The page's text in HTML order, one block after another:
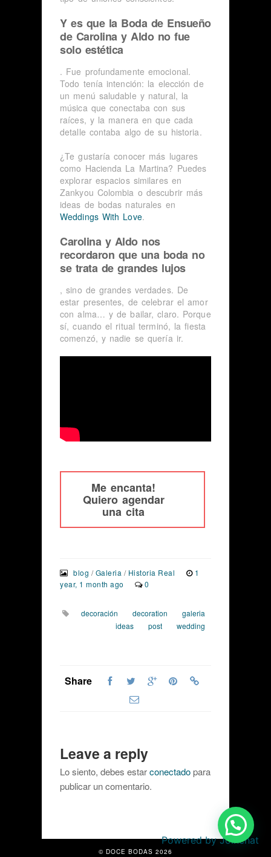
Y es que la Boda de Ensueño
de Carolina y Aldo no fue
solo estética
. Fue profundamente emocional.
Todo tenía intención: la elección de
un menú saludable y natural, la
música que conectaba con sus
raíces, y la manera en que cada
detalle contaba algo de su historia.
¿Te gustaría conocer más lugares
como Hacienda La Martina? Puedes
explorar espacios similares en
Zankyou Colombia o descubrir más
ideas de bodas naturales en
Weddings With Love.
Carolina y Aldo nos
recordaron que una boda no
se trata de grandes lujos
, sino de grandes verdades. De
estar presentes, de celebrar el amor
con alma… y de bailar, claro. Porque
sí, cuando el ritual terminó, la fiesta
comenzó, y nadie se quería ir.
Me encanta!
Quiero agendar
una cita
blog /Galeria / Historia Real
1
year, 1 month ago
0
decoración decoration
galeria
ideas
post wedding
Share
Leave a reply
Lo siento, debes estarconectadopara
publicar un comentario.
© DOCE BODAS 2026
Powered byJoinchat